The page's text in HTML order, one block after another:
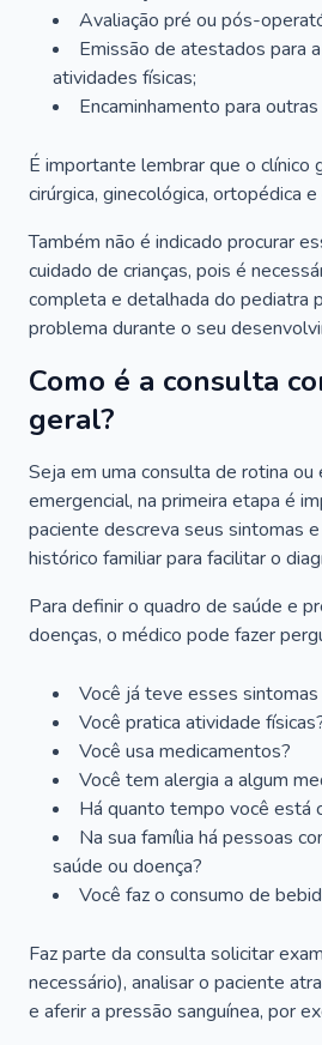
Avaliação pré ou pós-
Emissão de atestados para
atividades físicas;
Encaminhamento para
É importante lembrar que o clínico
cirúrgica, ginecológica, ortopédica
Também não é indicado procurar
cuidado de crianças, pois é
completa e detalhada do pediatra
problema durante o seu
Como é a consulta
geral?
Seja em uma consulta de rotina
emergencial, na primeira etapa é
paciente descreva seus sintomas
histórico familiar para facilitar o
Para definir o quadro de saúde e
doenças, o médico pode fazer
Você já teve esses
Você pratica atividade
Você usa medicamentos?
Você tem alergia a algum
Há quanto tempo você está
Na sua família há pessoas
saúde ou doença?
Você faz o consumo de
Faz parte da consulta solicitar
necessário), analisar o paciente
e aferir a pressão sanguínea, por